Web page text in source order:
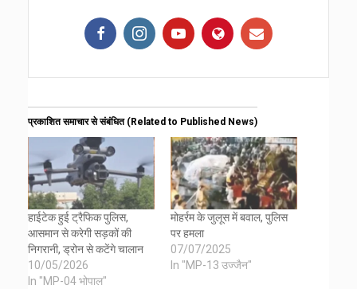
प्रकाशित समाचार से संबंधित (Related to Published News)
हाईटेक हुई ट्रैफिक पुलिस,
आसमान से करेगी सड़कों की
निगरानी, ड्रोन से कटेंगे चालान
10/05/2026
In "MP-04 भोपाल"
मोहर्रम के जुलूस में बवाल, पुलिस
पर हमला
07/07/2025
In "MP-13 उज्जैन"